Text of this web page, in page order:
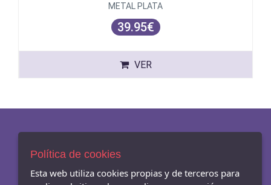
METAL PLATA
39.95€
VER
AVISO LEGAL
ENVÍOS Y DEVOLUCIONES
Política de cookies
Esta web utiliza cookies propias y de terceros para